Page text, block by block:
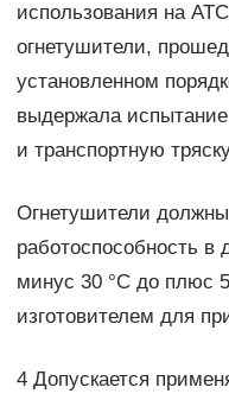
использования на
огнетушители,
установленном
выдержала
и транспортную
Огнетушители должны
работоспособность в
минус 30 °С до плюс
изготовителем для
4 Допускается